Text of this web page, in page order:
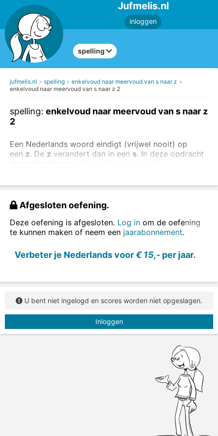
Jufmelis.nl
inloggen
spelling
jufmelis.nl spelling
enkelvoud naar meervoud van s naar z
enkelvoud naar meervoud van s naar z 2
spelling: enkelvoud naar meervoud van s naar z
2
Een Nederlands woord eindigt (vrijwel nooit) op
een z. De z verandert dan in een s. In deze opdracht
zelfstandig naamwoord
één luis- twee luizen
één doo
- twee doz
Zet het zelfstandig naamwoord steeds in het
Afgesloten oefening.
Deze oefening is afgesloten. Log in om de oefening
te kunnen maken of neem een jaarabonnement.
Verbeter je Nederlands voor€ 15,- per jaar.
U bent niet ingelogd en scores worden niet opgeslagen.
Inloggen